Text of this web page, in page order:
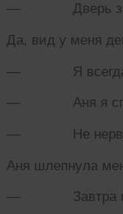
— Дверь
Да, вид у меня
— Я всегда
— Аня я
— Не
Аня шлепнула
— Завтра